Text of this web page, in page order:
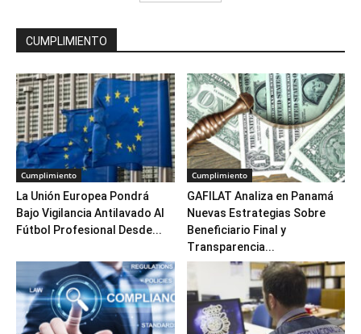
CUMPLIMIENTO
Cumplimiento
La Unión Europea Pondrá
Bajo Vigilancia Antilavado Al
Fútbol Profesional Desde...
Cumplimiento
GAFILAT Analiza en Panamá
Nuevas Estrategias Sobre
Beneficiario Final y
Transparencia...